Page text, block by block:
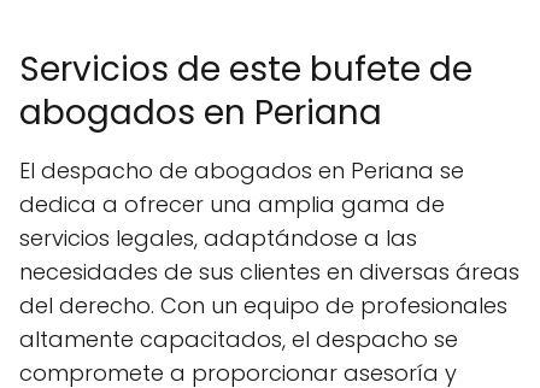
Servicios de este bufete de
abogados en Periana
El despacho de abogados en Periana se
dedica a ofrecer una amplia gama de
servicios legales, adaptándose a las
necesidades de sus clientes en diversas áreas
del derecho. Con un equipo de profesionales
altamente capacitados, el despacho se
compromete a proporcionar asesoría y